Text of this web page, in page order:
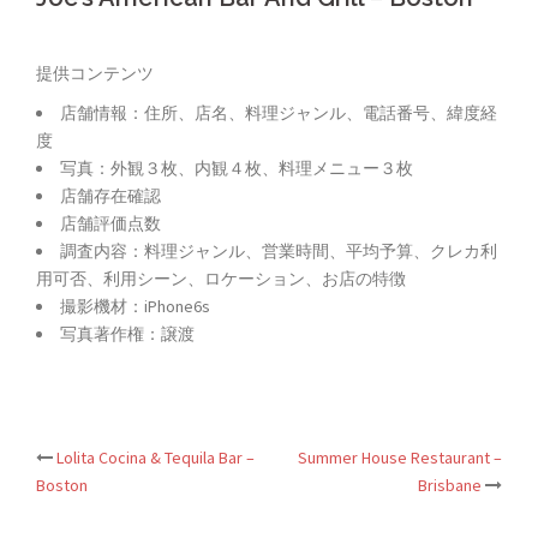
提供コンテンツ
店舗情報：住所、店名、料理ジャンル、電話番号、緯度経
度
写真：外観３枚、内観４枚、料理メニュー３枚
店舗存在確認
店舗評価点数
調査内容：料理ジャンル、営業時間、平均予算、クレカ利
用可否、利用シーン、ロケーション、お店の特徴
撮影機材：iPhone6s
写真著作権：譲渡
Post
Lolita Cocina & Tequila Bar –
Boston
Summer House Restaurant –
Brisbane